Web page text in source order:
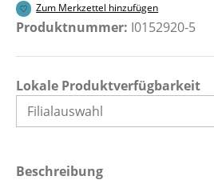
Zum Merkzettel hinzufügen
Produktnummer: I0152920-5
Lokale Produktverfügbarkeit
Beschreibung